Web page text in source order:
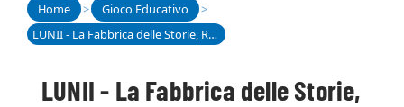
Home > Gioco Educativo
>
LUNII - La Fabbrica delle Storie, Raccontastorie interattivo per bambini da 3 a 8 anni, in italiano
LUNII - La Fabbrica delle Storie,